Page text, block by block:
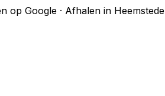
op Google · Afhalen in Heemstede